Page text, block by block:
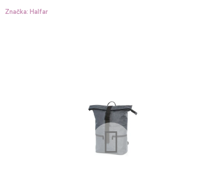
Značka: Halfar